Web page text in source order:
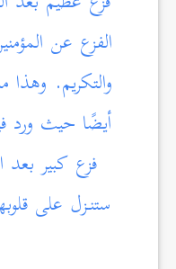
الفزع عن
والتكريم.
أيضًا حيث ورد
فزع كبير
ستنـزل على